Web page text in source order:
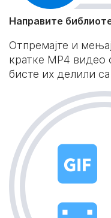
Направите
Отпремајте и
кратке MP4
бисте их делили